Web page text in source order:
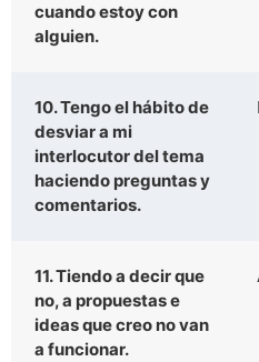
cuando estoy con
alguien.
10. Tengo el hábito de
desviar a mi
interlocutor del tema
haciendo preguntas y
comentarios.
11. Tiendo a decir que
no, a propuestas e
ideas que creo no van
a funcionar.